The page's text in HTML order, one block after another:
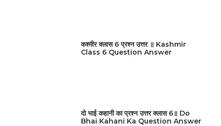
कश्मीर क्लास 6 प्रश्न उत्तर ॥ Kashmir
Class 6 Question Answer
दो भाई कहानी का प्रश्न उत्तर क्लास 6॥ Do
Bhai Kahani Ka Question Answer